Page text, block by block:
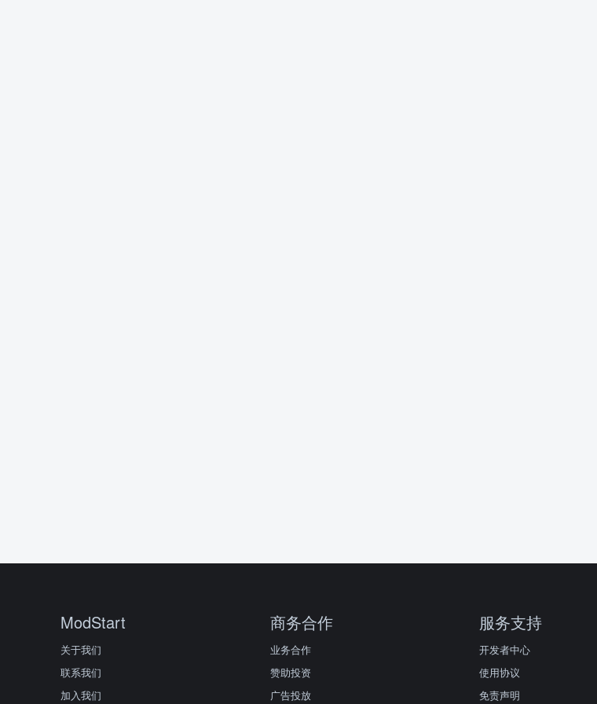
ModStart
关于我们
联系我们
加入我们
商务合作
业务合作
赞助投资
广告投放
服务支持
开发者中心
使用协议
免责声明